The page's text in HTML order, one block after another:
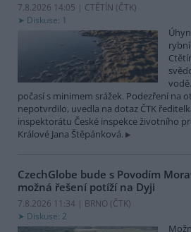
7.8.2026 14:05 | CTĚTÍN (ČTK)
Diskuse: 1
počasí s minimem srážek. Podezření na
nepotvrdilo, uvedla na dotaz ČTK
inspektorátu České inspekce životního
Králové Jana Štěpánková.
CzechGlobe bude s Povodím
možná řešení potíží na Dyji
7.8.2026 11:34 | BRNO (ČTK)
Diskuse: 2